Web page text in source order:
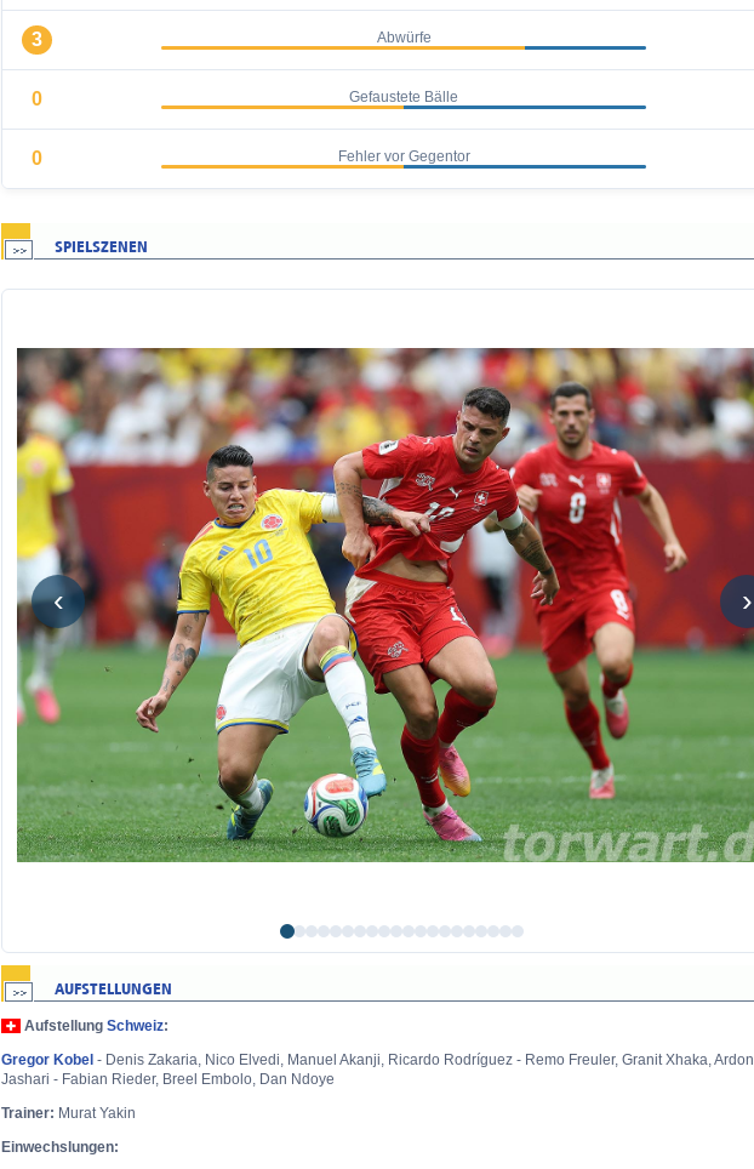
3 Abwürfe
0 Gefaustete Bälle
0 Fehler vor Gegentor
‹ ›
Aufstellung Schweiz:
Gregor Kobel - Denis Zakaria, Nico Elvedi, Manuel Akanji, Ricardo Rodríguez - Remo Freuler, Granit Xhaka, Ardon
Jashari - Fabian Rieder, Breel Embolo, Dan Ndoye
Trainer: Murat Yakin
Einwechslungen: